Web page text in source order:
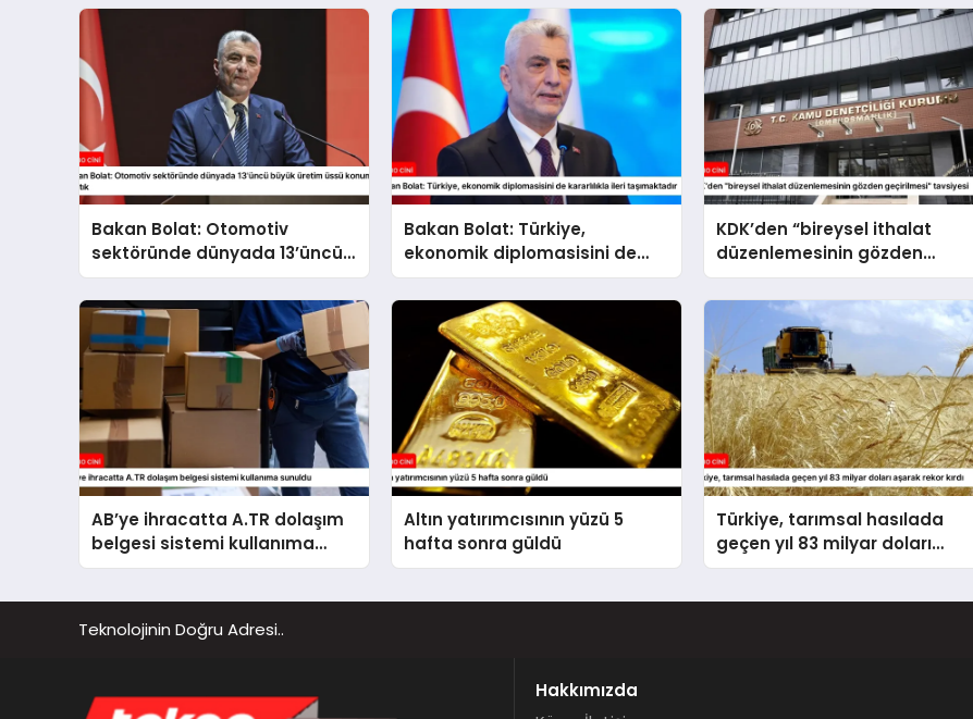
Bakan Bolat: Otomotiv
sektöründe dünyada 13’üncü
büyük üretim üssü konumuna
ulaştık
Bakan Bolat: Türkiye,
ekonomik diplomasisini de
kararlılıkla ileri taşımaktadır
KDK’den “bireysel ithalat
düzenlemesinin gözden
geçirilmesi” tavsiyesi
AB’ye ihracatta A.TR dolaşım
belgesi sistemi kullanıma
sunuldu
Altın yatırımcısının yüzü 5
hafta sonra güldü
Türkiye, tarımsal hasılada
geçen yıl 83 milyar doları
aşarak rekor kırdı
Teknolojinin Doğru Adresi..
Hakkımızda